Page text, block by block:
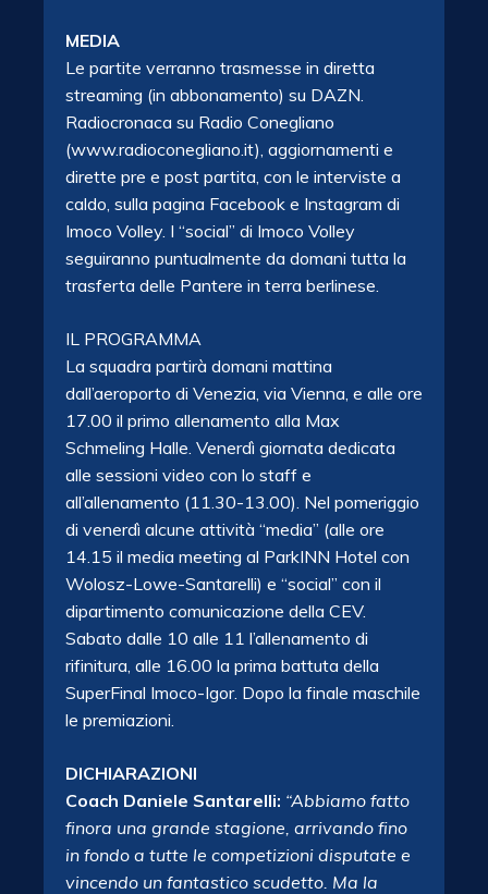
MEDIA
Le partite verranno trasmesse in diretta
streaming (in abbonamento) su DAZN.
Radiocronaca su Radio Conegliano
(www.radioconegliano.it), aggiornamenti e
dirette pre e post partita, con le interviste a
caldo, sulla pagina Facebook e Instagram di
Imoco Volley. I “social” di Imoco Volley
seguiranno puntualmente da domani tutta la
trasferta delle Pantere in terra berlinese.
IL PROGRAMMA
La squadra partirà domani mattina
dall’aeroporto di Venezia, via Vienna, e alle ore
17.00 il primo allenamento alla Max
Schmeling Halle. Venerdì giornata dedicata
alle sessioni video con lo staff e
all’allenamento (11.30-13.00). Nel pomeriggio
di venerdì alcune attività “media” (alle ore
14.15 il media meeting al ParkINN Hotel con
Wolosz-Lowe-Santarelli) e “social” con il
dipartimento comunicazione della CEV.
Sabato dalle 10 alle 11 l’allenamento di
rifinitura, alle 16.00 la prima battuta della
SuperFinal Imoco-Igor. Dopo la finale maschile
le premiazioni.
DICHIARAZIONI
Coach Daniele Santarelli: “Abbiamo fatto
finora una grande stagione, arrivando fino
in fondo a tutte le competizioni disputate e
vincendo un fantastico scudetto. Ma la